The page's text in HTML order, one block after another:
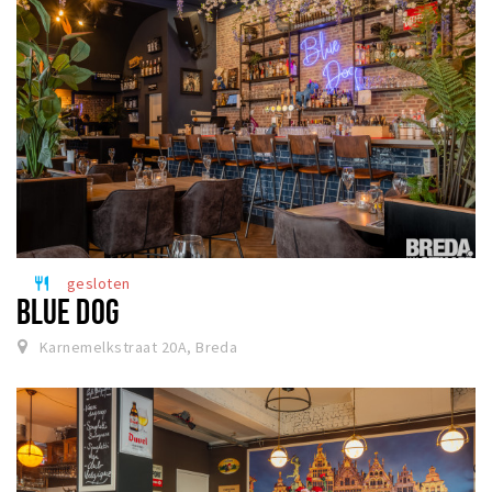
restaurant gesloten
BLUE DOG
Karnemelkstraat 20A, Breda